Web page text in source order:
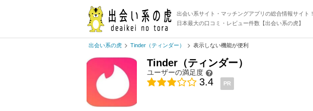
出会い系サイト・マッチングアプリの総合情報サイト！
日本最大の口コミ・レビュー件数【出会い系の虎】
出会い系の虎 Tinder（ティンダー） 表示しない機能が便利
Tinder（ティンダー）
ユーザーの満足度
3.4 PR